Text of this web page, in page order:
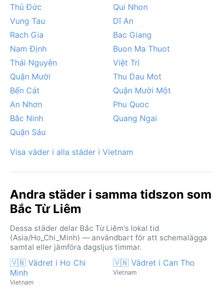
Thủ Đức
Qui Nhon
Vung Tau
Dĩ An
Rach Gia
Bac Giang
Nam Định
Buon Ma Thuot
Thái Nguyên
Việt Trì
Quận Mười
Thu Dau Mot
Bến Cát
Quận Mười Một
An Nhơn
Phu Quoc
Bắc Ninh
Quang Ngai
Quận Sáu
Visa väder i alla städer i Vietnam
Andra städer i samma tidszon som
Bắc Từ Liêm
Dessa städer delar Bắc Từ Liêm's lokal tid
(Asia/Ho_Chi_Minh) — användbart för att schemalägga
samtal eller jämföra dagsljus timmar.
🇻🇳 Vädret i Ho Chi
Minh
Vietnam
🇻🇳 Vädret i Can Tho
Vietnam